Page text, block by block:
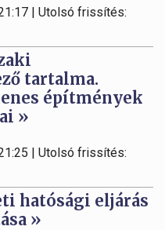
| Utolsó frissítés:
tartalma.
építmények
»
| Utolsó frissítés:
hatósági eljárás
»